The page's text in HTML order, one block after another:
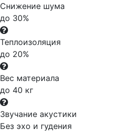
Снижение шума
до 30%
Теплоизоляция
до 20%
Вес материала
до 40 кг
Звучание акустики
Без эхо и гудения